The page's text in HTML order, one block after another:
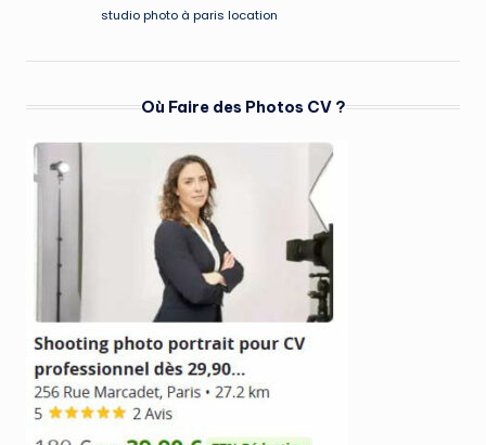
studio photo à paris location
Où Faire des Photos CV ?